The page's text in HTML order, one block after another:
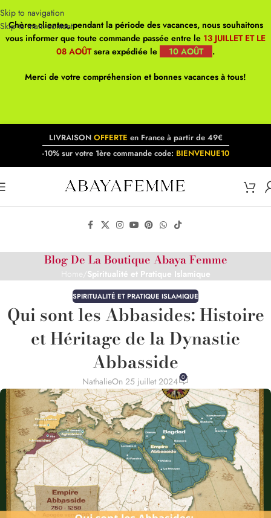
Skip to navigation
Skip to main content
Chères clientes, pendant la période des vacances, nous souhaitons
vous informer que toute commande passée entre le 13 JUILLET ET LE
08 AOÛTsera expédiée le 10 AOÛT .
Merci de votre compréhension et bonnes vacances à tous!
LIVRAISON OFFERTE en France à partir de 49€
-10% sur votre 1ère commande code: BIENVENUE10
Blog De La Boutique Abaya Femme
Spiritualité et Pratique Islamique
SPIRITUALITÉ ET PRATIQUE ISLAMIQUE
Qui sont les Abbasides: Histoire
et Héritage de la Dynastie
Abbasside
NathalieOn 25 juillet 2024 0